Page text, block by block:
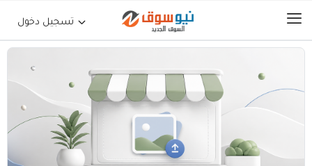
تسجيل دخول
الرئيسية
جوالات أجهزة لوحية